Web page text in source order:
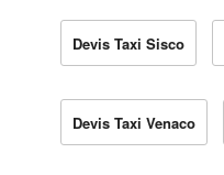
Devis Taxi Sisco
Devis Taxi Venaco